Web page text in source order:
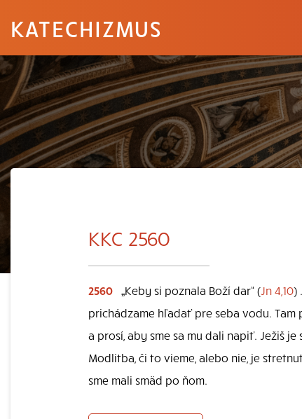
KATECHIZMUS
KKC 2560
2560 „Keby si poznala Boží dar“ (Jn 4,10)
prichádzame hľadať pre seba vodu.
a prosí, aby sme sa mu dali napiť. Ježiš
Modlitba, či to vieme, alebo nie, je
sme mali smäd po ňom.